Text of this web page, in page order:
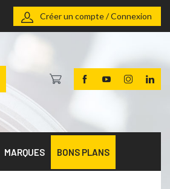
Créer un compte / Connexion
MARQUES BONS PLANS